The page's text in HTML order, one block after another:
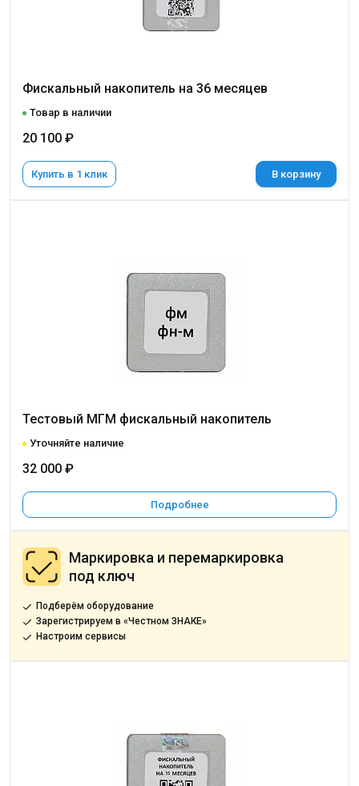
Фискальный накопитель на 36 месяцев
Товар в наличии
20 100 ₽
Купить в 1 клик В корзину
Тестовый МГМ фискальный накопитель
Уточняйте наличие
32 000 ₽
Подробнее
Маркировка и перемаркировка
под ключ
Подберём оборудование
Зарегистрируем в «Честном ЗНАКЕ»
Настроим сервисы